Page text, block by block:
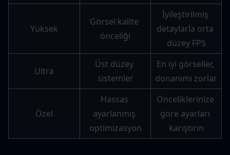
Yüksek
Görsel kalite
önceliği
İyileştirilmiş
detaylarla orta
düzey FPS
Ultra
Üst düzey
sistemler
En iyi görseller,
donanımı zorlar
Özel
Hassas
ayarlanmış
optimizasyon
Önceliklerinize
göre ayarları
karıştırın